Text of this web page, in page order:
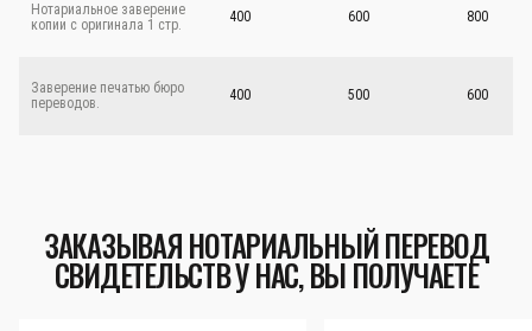
Нотариальное заверение
копии с оригинала 1 стр.
400 600 800
Заверение печатью бюро
переводов.
400 500 600
ЗАКАЗЫВАЯ НОТАРИАЛЬНЫЙ ПЕРЕВОД
СВИДЕТЕЛЬСТВ У НАС, ВЫ ПОЛУЧАЕТЕ